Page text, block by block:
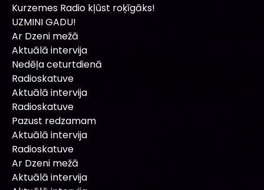
Kurzemes Radio kļūst roķīgāks!
UZMINI GADU!
Ar Dzeni mežā
Aktuālā intervija
Nedēļa ceturtdienā
Radioskatuve
Aktuālā intervija
Radioskatuve
Pazust redzamam
Aktuālā intervija
Radioskatuve
Ar Dzeni mežā
Aktuālā intervija